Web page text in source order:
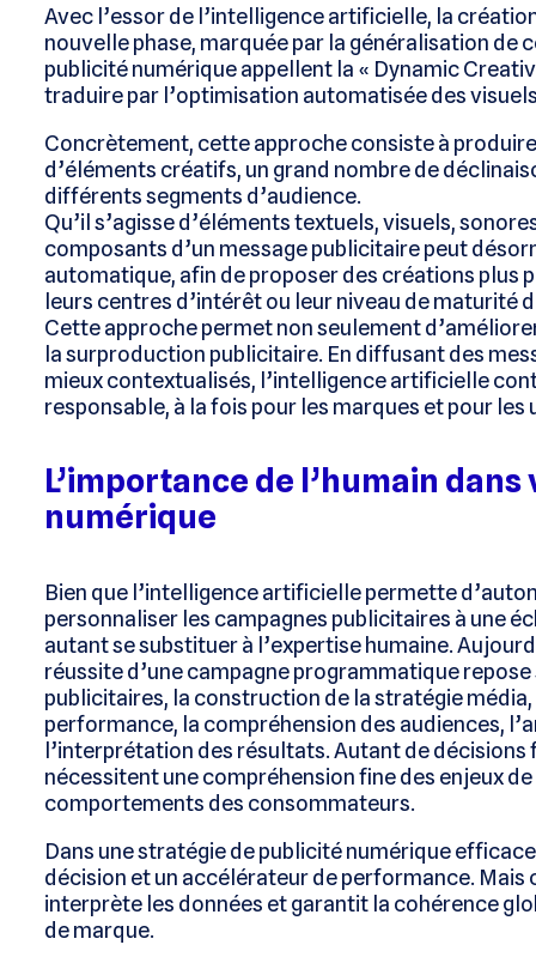
Avec l’essor de l’intelligence artificielle, la
nouvelle phase, marquée par la généralisation de
publicité numérique appellent la « Dynamic
traduire par l’optimisation automatisée des
Concrètement, cette approche consiste à
d’éléments créatifs, un grand nombre de
différents segments d’audience.
Qu’il s’agisse d’éléments textuels, visuels,
composants d’un message publicitaire peut
automatique, afin de proposer des créations plus
leurs centres d’intérêt ou leur niveau de maturité
Cette approche permet non seulement
la surproduction publicitaire. En diffusant des
mieux contextualisés, l’intelligence artificielle
responsable, à la fois pour les marques et pour les
L’importance de l’humain
numérique
Bien que l’intelligence artificielle permette
personnaliser les campagnes publicitaires à une
autant se substituer à l’expertise humaine.
réussite d’une campagne programmatique
publicitaires, la construction de la stratégie
performance, la compréhension des audiences,
l’interprétation des résultats. Autant de
nécessitent une compréhension fine des enjeux
comportements des consommateurs.
Dans une stratégie de publicité numérique
décision et un accélérateur de performance. Mais
interprète les données et garantit la cohérence
de marque.